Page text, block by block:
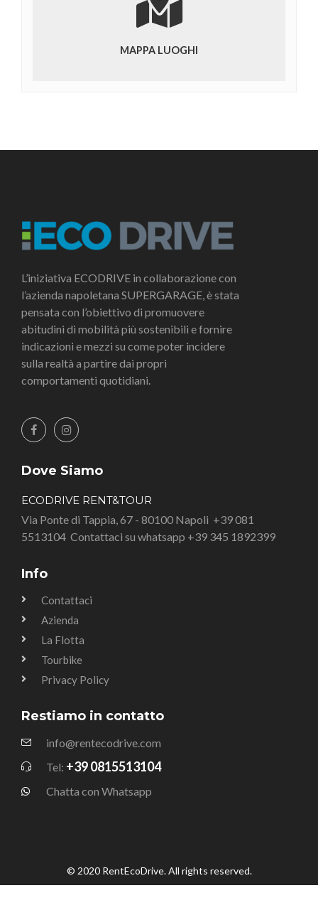
MAPPA LUOGHI
L’iniziativa ECODRIVE in collaborazione con
l’azienda napoletana SUPERGARAGE, è stata
pensata con l’obiettivo di promuovere
abitudini di mobilità più sostenibili e fornire
indicazioni e mezzi su come poter incidere
sulla realtà a partire dai propri
comportamenti quotidiani.
Dove Siamo
ECODRIVE RENT&TOUR
Via Ponte di Tappia, 67 - 80100 Napoli +39 081
5513104 Contattaci su whatsapp +39 345 1892399
Info
Contattaci
Azienda
La Flotta
Tourbike
Privacy Policy
Restiamo in contatto
info@rentecodrive.com
Tel: +39 0815513104
Chatta con Whatsapp
© 2020 RentEcoDrive. All rights reserved.